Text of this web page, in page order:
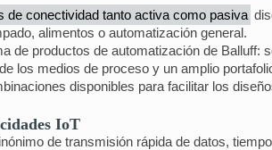
de conectividad tanto activa como pasiva
alimentos o automatización general.
de productos de automatización de
los medios de proceso y un amplio
disponibles para facilitar los
IoT
de transmisión rápida de datos,